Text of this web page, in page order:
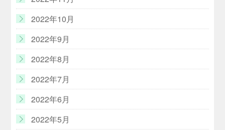
2022年10月
2022年9月
2022年8月
2022年7月
2022年6月
2022年5月